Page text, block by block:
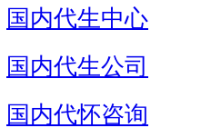
国内代生中心
国内代生公司
国内代怀咨询